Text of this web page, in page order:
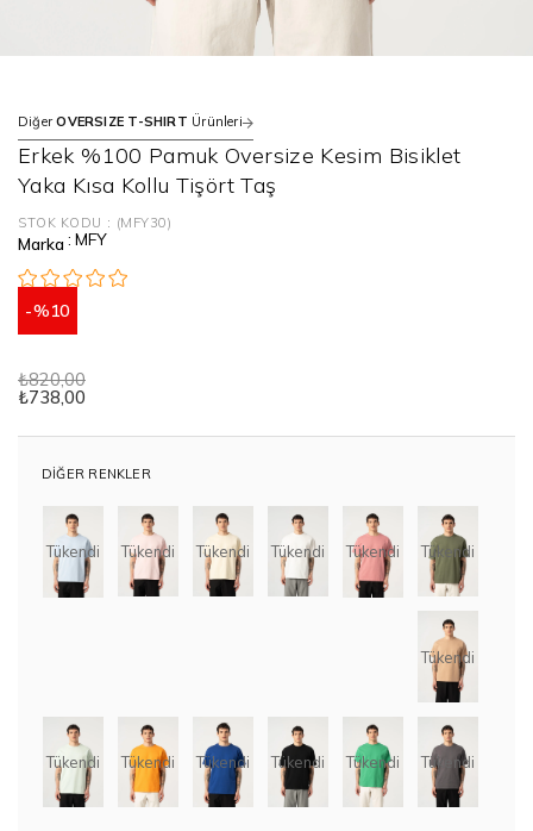
Erkek %100 Pamuk Oversize Kesim Bisiklet
Yaka Kısa Kollu Tişört Taş
DiğerOVERSIZE T-SHIRT Ürünleri
STOK KODU (MFY30)
Marka: MFY
10
₺820,00
₺738,00
DIĞER RENKLER
Tükendi Tükendi Tükendi Tükendi Tükendi Tükendi
Tükendi
Tükendi Tükendi Tükendi Tükendi Tükendi Tükendi